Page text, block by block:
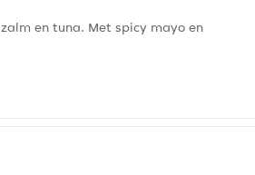
en tuna. Met spicy mayo en